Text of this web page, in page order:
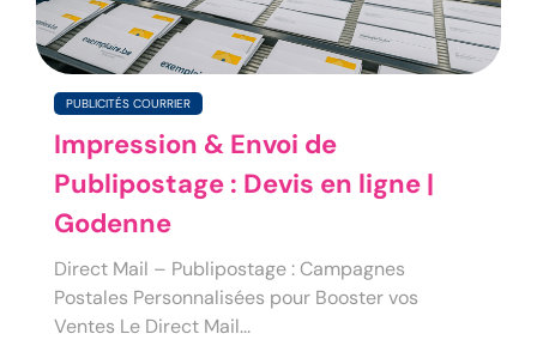
PUBLICITÉS COURRIER
Impression & Envoi de
Publipostage : Devis en ligne |
Godenne
Direct Mail – Publipostage : Campagnes
Postales Personnalisées pour Booster vos
Ventes Le Direct Mail...